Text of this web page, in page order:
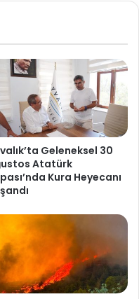
Geleneksel 30
Atatürk
Kura Heyecanı